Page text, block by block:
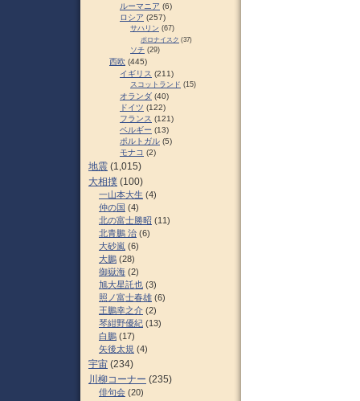
ルーマニア (6)
ロシア (257)
サハリン (67)
ポロナイスク (37)
ソチ (29)
西欧 (445)
イギリス (211)
スコットランド (15)
オランダ (40)
ドイツ (122)
フランス (121)
ベルギー (13)
ポルトガル (5)
モナコ (2)
地震 (1,015)
大相撲 (100)
一山本大生 (4)
仲の国 (4)
北の富士勝昭 (11)
北青鵬 治 (6)
大砂嵐 (6)
大鵬 (28)
御嶽海 (2)
旭大星託也 (3)
照ノ富士春雄 (6)
王鵬幸之介 (2)
琴紺野優紀 (13)
白鵬 (17)
矢後太規 (4)
宇宙 (234)
川柳コーナー (235)
俳句会 (20)